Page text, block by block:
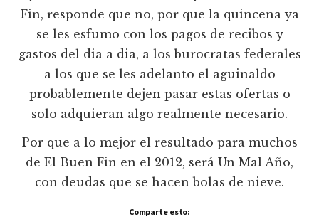
Fin, responde que no, por que la quincena ya
se les esfumo con los pagos de recibos y
gastos del dia a dia, a los burocratas federales
a los que se les adelanto el aguinaldo
probablemente dejen pasar estas ofertas o
solo adquieran algo realmente necesario.
Por que a lo mejor el resultado para muchos
de El Buen Fin en el 2012, será Un Mal Año,
con deudas que se hacen bolas de nieve.
Comparte esto: